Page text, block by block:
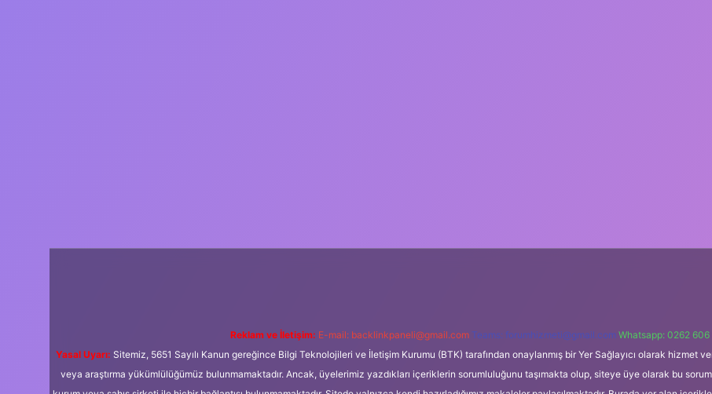
Reklam ve İletişim: E-mail: backlinkpaneli@gmail.com Teams: forumhizmeti@gmail.com Whatsapp: 0262 606
Yasal Uyarı: Sitemiz, 5651 Sayılı Kanun gereğince Bilgi Teknolojileri ve İletişim Kurumu (BTK) tarafından onaylanmış bir Yer Sağlayıcı olarak
veya araştırma yükümlülüğümüz bulunmamaktadır. Ancak, üyelerimiz yazdıkları içeriklerin sorumluluğunu taşımakta olup, siteye üye olarak bu